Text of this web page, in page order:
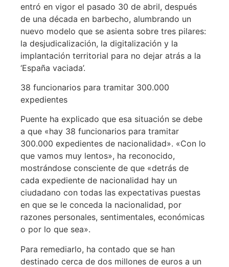
entró en vigor el pasado 30 de abril, después
de una década en barbecho, alumbrando un
nuevo modelo que se asienta sobre tres pilares:
la desjudicalización, la digitalización y la
implantación territorial para no dejar atrás a la
‘España vaciada’.
38 funcionarios para tramitar 300.000
expedientes
Puente ha explicado que esa situación se debe
a que «hay 38 funcionarios para tramitar
300.000 expedientes de nacionalidad». «Con lo
que vamos muy lentos», ha reconocido,
mostrándose consciente de que «detrás de
cada expediente de nacionalidad hay un
ciudadano con todas las expectativas puestas
en que se le conceda la nacionalidad, por
razones personales, sentimentales, económicas
o por lo que sea».
Para remediarlo, ha contado que se han
destinado cerca de dos millones de euros a un